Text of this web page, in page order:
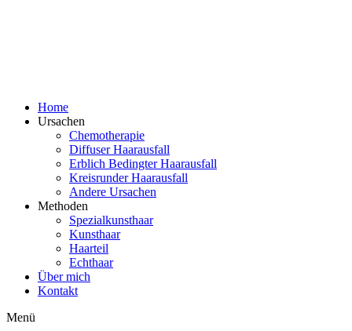
Home
Ursachen
Chemotherapie
Diffuser Haarausfall
Erblich Bedingter Haarausfall
Kreisrunder Haarausfall
Andere Ursachen
Methoden
Spezialkunsthaar
Kunsthaar
Haarteil
Echthaar
Über mich
Kontakt
Menü